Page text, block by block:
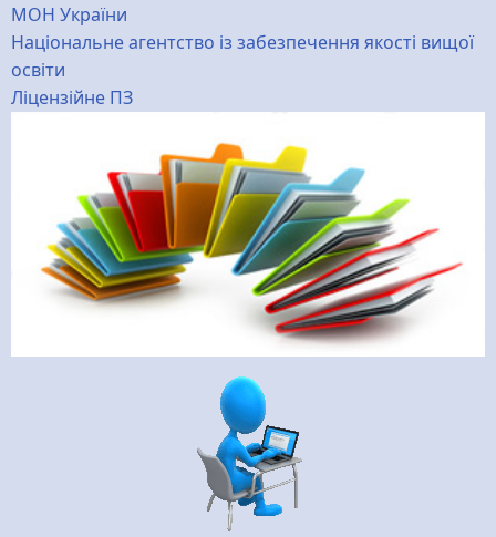
МОН України
Національне агентство із забезпечення якості вищої
освіти
Ліцензійне ПЗ